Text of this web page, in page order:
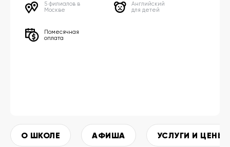
5 филиалов в
Москве
Английский
для детей
Помесячная
оплата
О ШКОЛЕ АФИША УСЛУГИ И ЦЕНЫ